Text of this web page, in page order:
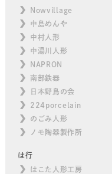
Nowvillage
中島めんや
中村人形
中湯川人形
NAPRON
南部鉄器
日本野鳥の会
224porcelain
のごみ人形
ノモ陶器製作所
は行
はこた人形工房